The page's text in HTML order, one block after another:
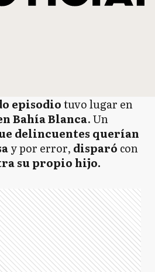
episodiotuvo lugar en
Bahía Blanca. Un
delincuentes querían
y por error, disparó con
su propio hijo.